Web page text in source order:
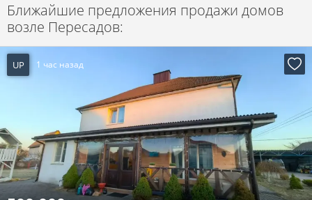
Ближайшие предложения продажи домов
возле Пересадов:
UP 1 час назад